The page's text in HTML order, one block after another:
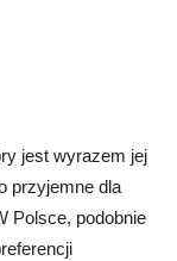
jest wyrazem jej
przyjemne dla
Polsce, podobnie